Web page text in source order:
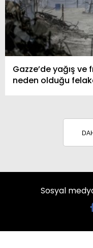
Gazze’de yağış ve
neden olduğu
Sosyal